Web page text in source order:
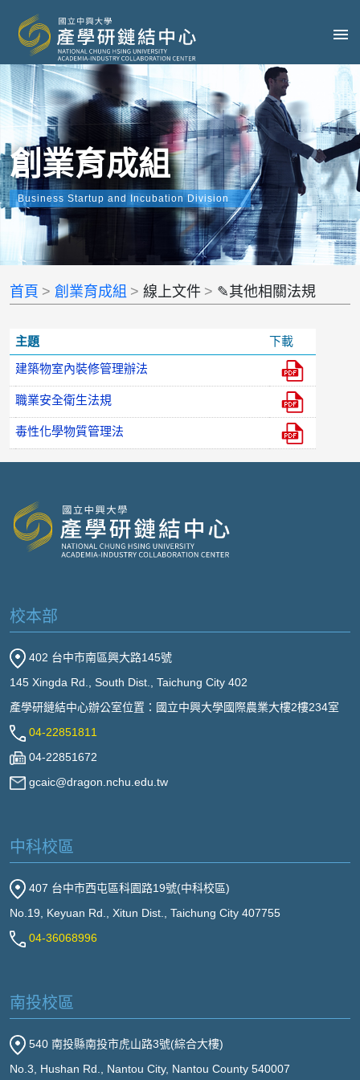
創業育成組
Business Startup and Incubation Division
首頁 創業育成組 線上文件 ✎其他相關法規
主題
下載
建築物室內裝修管理辦法
職業安全衛生法規
毒性化學物質管理法
校本部
402 台中市南區興大路145號
145 Xingda Rd., South Dist., Taichung City 402
產學研鏈結中心辦公室位置：國立中興大學國際農業大樓2樓234室
04-22851811
04-22851672
gcaic@dragon.nchu.edu.tw
中科校區
407 台中市西屯區科園路19號(中科校區)
No.19, Keyuan Rd., Xitun Dist., Taichung City 407755
04-36068996
南投校區
540 南投縣南投市虎山路3號(綜合大樓)
No.3, Hushan Rd., Nantou City, Nantou County 540007